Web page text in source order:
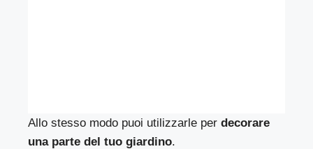
Allo stesso modo puoi utilizzarle per decorare
una parte del tuo giardino.